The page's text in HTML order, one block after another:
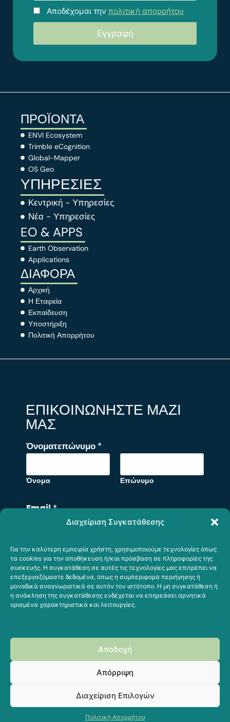
Διαχείριση Συγκατάθεσης
Για την καλύτερη εμπειρία χρήστη, χρησιμοποιούμε τεχνολογίες όπως
τα cookies για την αποθήκευση ή/και πρόσβαση σε πληροφορίες της
συσκευής. Η συγκατάθεση σε αυτές τις τεχνολογίες μας επιτρέπει να
επεξεργαζόμαστε δεδομένα, όπως η συμπεριφορά περιήγησης ή
μοναδικά αναγνωριστικά σε αυτόν τον ιστότοπο. Η μη συγκατάθεση ή
η ανάκληση της συγκατάθεσης ενδέχεται να επηρεάσει αρνητικά
ορισμένα χαρακτηριστικά και λειτουργίες.
Αποδοχή
Απόρριψη
Διαχείριση Επιλογών
Πολιτική Απορρήτου
Αποδέχομαι την πολιτική απορρήτου
ΠΡΟΪΟΝΤΑ
ENVI Ecosystem
Trimble eCognition
Global-Mapper
OS Geo
ΥΠΗΡΕΣΙΕΣ
Κεντρική - Υπηρεσίες
Νέα - Υπηρεσίες
EO & APPS
Earth Observation
Applications
ΔΙΑΦΟΡΑ
Αρχική
Η Εταιρεία
Εκπαίδευση
Υποστήριξη
Πολιτική Απορρήτου
ΕΠΙΚΟΙΝΩΝΗΣΤΕ ΜΑΖΙ
ΜΑΣ
o
Ό
ο
τ
ε
π
ώ
ν
Όνοματεπώνυμο *
Όνομα Επώνυμο
Email*
Σχόλιο ή Μήνυμα
© 1998, 2003, 2025 Με επιφύλαξη παντός
δικαιώματος